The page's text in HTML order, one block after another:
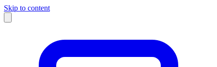
Skip to content